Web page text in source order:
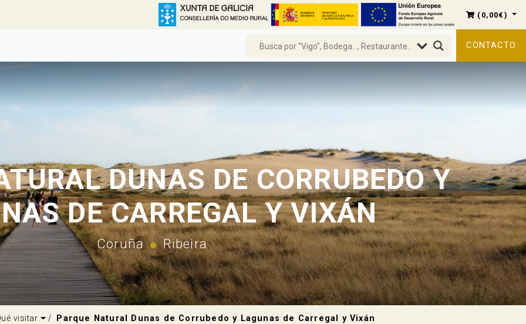
( 0,00€ )
CONTACTO
DUNAS DE CORRUBEDO Y
DE CARREGAL Y VIXÁN
Coruña Ribeira
visitar Dropdown
Parque Natural Dunas de Corrubedo y Lagunas de Carregal y Vixán